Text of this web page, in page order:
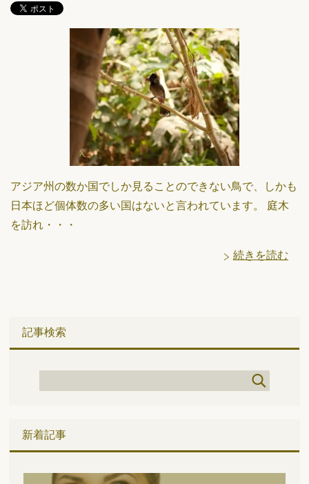
アジア州の数か国でしか見ることのできない鳥で、しかも
日本ほど個体数の多い国はないと言われています。 庭木
を訪れ・・・
続きを読む
記事検索
新着記事